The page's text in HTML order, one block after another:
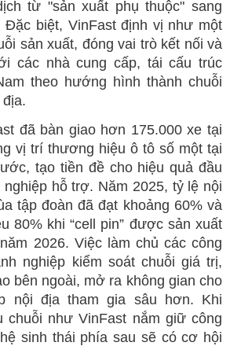
từ "sản xuất phụ thuộc" sang
Đặc biệt, VinFast định vị như một
sản xuất, đóng vai trò kết nối và
các nhà cung cấp, tái cấu trúc
theo hướng hình thành chuỗi
địa.
đã bàn giao hơn 175.000 xe tại
vị trí thương hiệu ô tô số một tại
tạo tiền đề cho hiệu quả đầu
hỗ trợ. Năm 2025, tỷ lệ nội
tập đoàn đã đạt khoảng 60% và
80% khi “cell pin” được sản xuất
2026. Việc làm chủ các công
nghiệp kiểm soát chuỗi giá trị,
bên ngoài, mở ra không gian cho
nội địa tham gia sâu hơn. Khi
chuỗi như VinFast nắm giữ công
sinh thái phía sau sẽ có cơ hội